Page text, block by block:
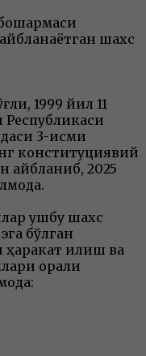
шахс
1999 йил 11
Республикаси
3-қисми
конституциявий
айбланиб, 2025
ушбу шахс
бўлган
қилиш ва
орқали